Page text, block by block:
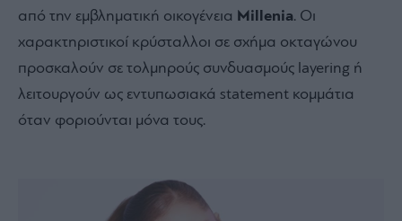
από την εμβληματική οικογένεια Millenia. Οι
χαρακτηριστικοί κρύσταλλοι σε σχήμα οκταγώνου
προσκαλούν σε τολμηρούς συνδυασμούς layering ή
λειτουργούν ως εντυπωσιακά statement κομμάτια
όταν φοριούνται μόνα τους.